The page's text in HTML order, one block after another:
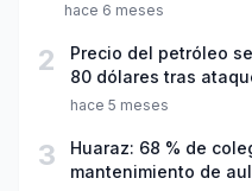
hace 6 meses
2
Precio del petróleo
80 dólares tras
hace 5 meses
3
Huaraz: 68 % de
mantenimiento de